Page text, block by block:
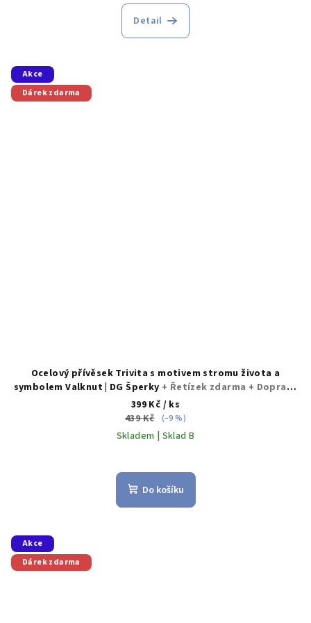
Detail
Akce
Dárek zdarma
Ocelový přívěsek Trivita s motivem stromu života a
symbolem Valknut | DG Šperky + Řetízek zdarma + Doprava
zdarma + Dárkové balení zdarma
399 Kč / ks
439 Kč
(–9 %)
Skladem | Sklad B
Do košíku
Akce
Dárek zdarma